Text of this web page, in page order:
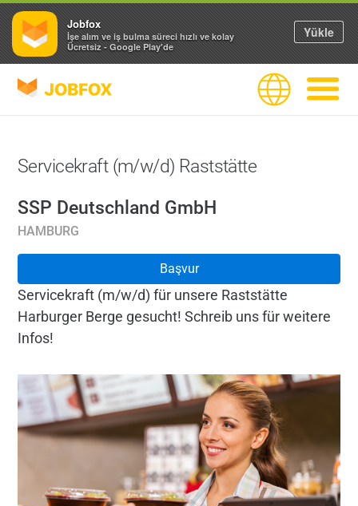
JOBFOX Dil
Servicekraft (m/w/d) Raststätte
SSP Deutschland GmbH
HAMBURG
Başvur
Servicekraft (m/w/d) für unsere Raststätte
Harburger Berge gesucht! Schreib uns für weitere
Infos!
Jobfox
İşe alım ve iş bulma süreci hızlı ve kolay
Ücretsiz - Google Play'de
Yükle